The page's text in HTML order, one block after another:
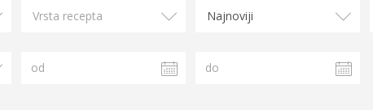
Vrsta recepta Najnoviji
od do